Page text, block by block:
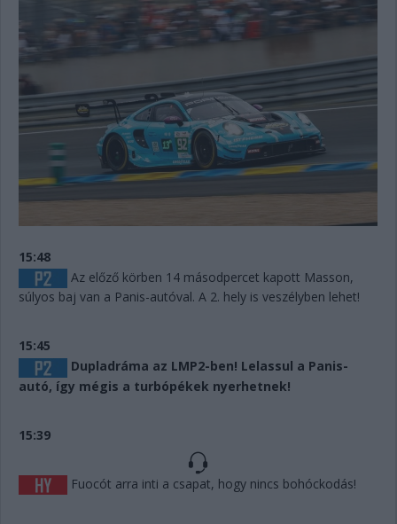
15:48
Az előző körben 14 másodpercet kapott Masson,
súlyos baj van a Panis-autóval. A 2. hely is veszélyben lehet!
15:45
Dupladráma az LMP2-ben! Lelassul a Panis-
autó, így mégis a turbópékek nyerhetnek!
15:39
Fuocót arra inti a csapat, hogy nincs bohóckodás!